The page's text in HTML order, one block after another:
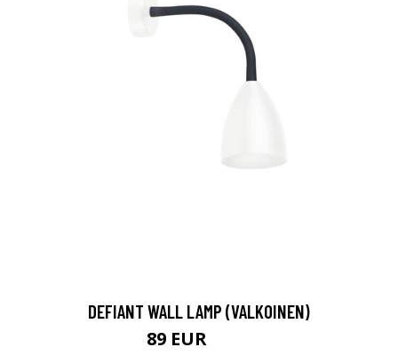
DEFIANT WALL LAMP (VALKOINEN)
89 EUR